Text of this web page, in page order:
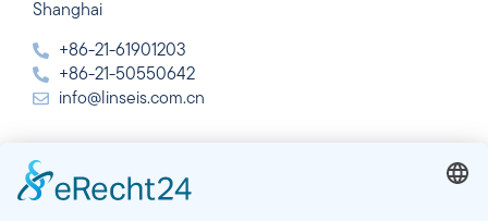
Shanghai
+86-21-61901203
+86-21-50550642
info@linseis.com.cn
Índia